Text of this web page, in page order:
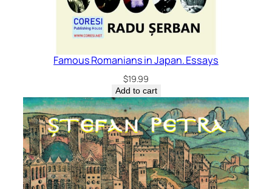
Famous Romanians in Japan. Essays
$19.99
Add to cart